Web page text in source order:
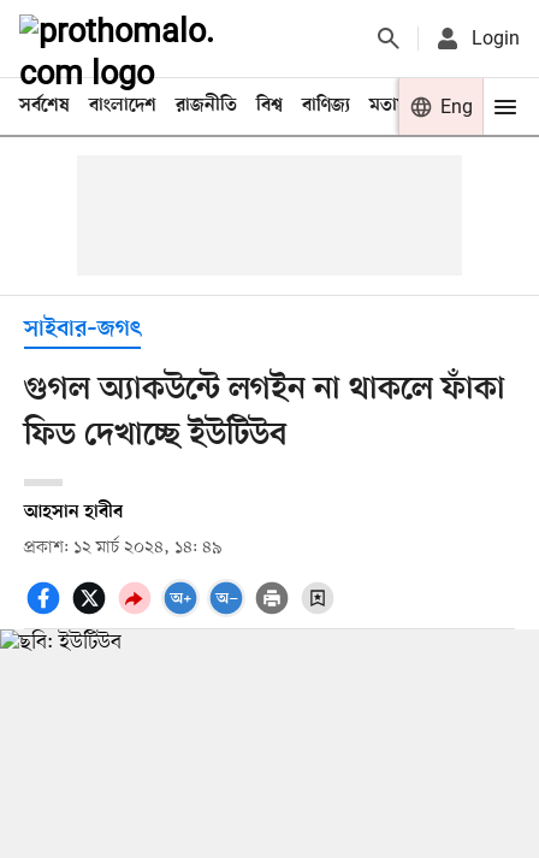
Login
সর্বশেষ বাংলাদেশ রাজনীতি বিশ্ব বাণিজ্য মতামত খেলা
Eng
সাইবার–জগৎ
গুগল অ্যাকউন্টে লগইন না থাকলে ফাঁকা
ফিড দেখাচ্ছে ইউটিউব
আহসান হাবীব
প্রকাশ: ১২ মার্চ ২০২৪, ১৪: ৪৯